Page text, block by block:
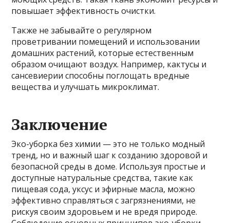
повышает эффективность очистки.
Также не забывайте о регулярном
проветривании помещений и использовании
домашних растений, которые естественным
образом очищают воздух. Например, кактусы и
сансевиерии способны поглощать вредные
вещества и улучшать микроклимат.
Заключение
Эко-уборка без химии — это не только модный
тренд, но и важный шаг к созданию здоровой и
безопасной среды в доме. Используя простые и
доступные натуральные средства, такие как
пищевая сода, уксус и эфирные масла, можно
эффективно справляться с загрязнениями, не
рискуя своим здоровьем и не вредя природе.